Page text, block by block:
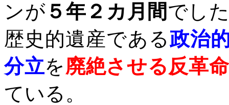
ンが ５年２カ月間でし
歴史的遺産である政治
分立を廃絶させる反革
ている。